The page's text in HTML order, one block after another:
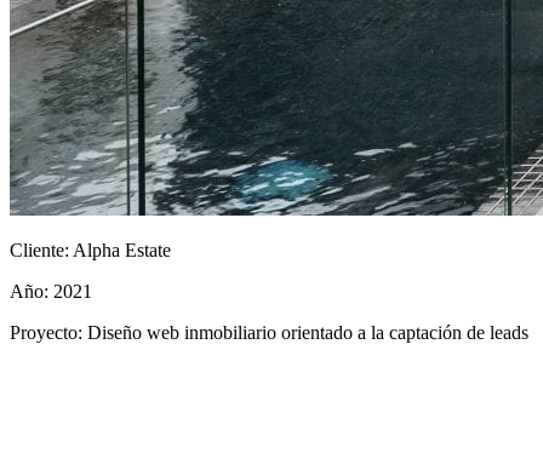
Cliente: Alpha Estate
Año: 2021
Proyecto: Diseño web inmobiliario orientado a la captación de leads